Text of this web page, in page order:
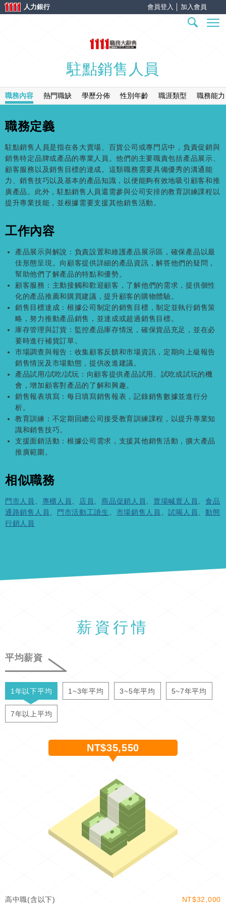
會員登入 加入會員
人力銀行
駐點銷售人員
職務內容 熱門職缺 學歷分佈 性別年齡 職涯類型 職務能力
職務定義
駐點銷售人員是指在各大賣場、百貨公司或專門店中，負責促銷與
銷售特定品牌或產品的專業人員。他們的主要職責包括產品展示、
顧客服務以及銷售目標的達成。這類職務需要具備優秀的溝通能
力、銷售技巧以及基本的產品知識，以便能夠有效地吸引顧客和推
廣產品。此外，駐點銷售人員還需參與公司安排的教育訓練課程以
提升專業技能，並根據需要支援其他銷售活動。
工作內容
產品展示與解說：負責設置和維護產品展示區，確保產品以最
佳形態呈現。向顧客提供詳細的產品資訊，解答他們的疑問，
幫助他們了解產品的特點和優勢。
顧客服務：主動接觸和歡迎顧客，了解他們的需求，提供個性
化的產品推薦和購買建議，提升顧客的購物體驗。
銷售目標達成：根據公司制定的銷售目標，制定並執行銷售策
略，努力推動產品銷售，並達成或超過銷售目標。
庫存管理與訂貨：監控產品庫存情況，確保貨品充足，並在必
要時進行補貨訂單。
市場調查與報告：收集顧客反饋和市場資訊，定期向上級報告
銷售情況及市場動態，提供改進建議。
產品試用/試吃/試玩：向顧客提供產品試用、試吃或試玩的機
會，增加顧客對產品的了解和興趣。
銷售報表填寫：每日填寫銷售報表，記錄銷售數據並進行分
析。
教育訓練：不定期回總公司接受教育訓練課程，以提升專業知
識和銷售技巧。
支援面銷活動：根據公司需求，支援其他銷售活動，擴大產品
推廣範圍。
相似職務
門市人員 專櫃人員 店員 、商品促銷人員 賣場喊賣人員
食品
通路銷售人員
門市活動工讀生 市場銷售人員 、試喝人員
動態
行銷人員
薪資行情
平均薪資
1年以下平均 1~3年平均 3~5年平均 5~7年平均
7年以上平均
NT$35,550
高中職(含以下) NT$32,000